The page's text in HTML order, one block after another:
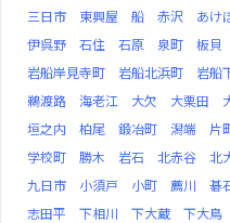
三日市
東興屋 船 赤沢 あけ
伊呉野
石住 石原 泉町 板貝
岩船岸見寺町
岩船北浜町 岩船
鵜渡路
海老江 大欠 大栗田
垣之内
柏尾 鍛冶町 潟端 片
学校町
勝木 岩石 北赤谷 北
九日市
小須戸 小町 薦川 碁
志田平
下相川 下大蔵 下大鳥